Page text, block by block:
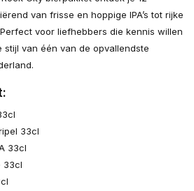
van frisse en hoppige IPA’s tot rijke
voor liefhebbers die kennis willen
stijl van één van de opvallendste
33cl
33cl
33cl